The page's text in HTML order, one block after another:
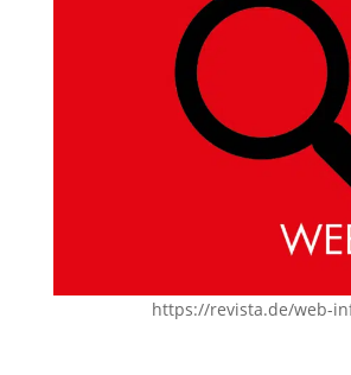
https://revista.de/web-